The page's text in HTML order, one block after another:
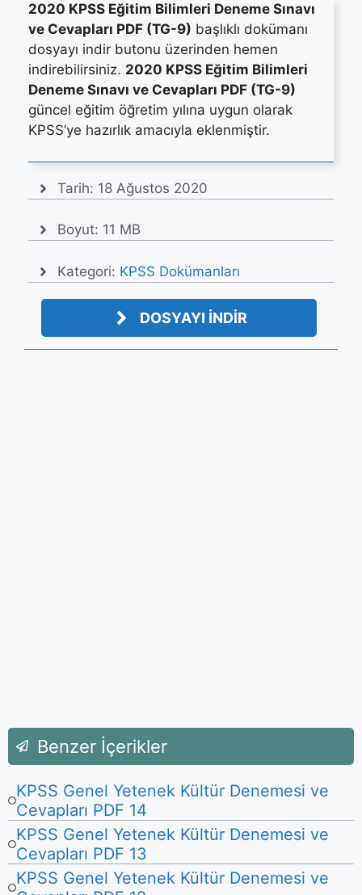
2020 KPSS Eğitim Bilimleri Deneme Sınavı
ve Cevapları PDF (TG-9) başlıklı dokümanı
dosyayı indir butonu üzerinden hemen
indirebilirsiniz. 2020 KPSS Eğitim Bilimleri
Deneme Sınavı ve Cevapları PDF (TG-9)
güncel eğitim öğretim yılına uygun olarak
KPSS’ye hazırlık amacıyla eklenmiştir.
Tarih: 18 Ağustos 2020
Boyut: 11 MB
Kategori: KPSS Dokümanları
DOSYAYI İNDİR
Benzer İçerikler
KPSS Genel Yetenek Kültür Denemesi ve
Cevapları PDF 14
KPSS Genel Yetenek Kültür Denemesi ve
Cevapları PDF 13
KPSS Genel Yetenek Kültür Denemesi ve